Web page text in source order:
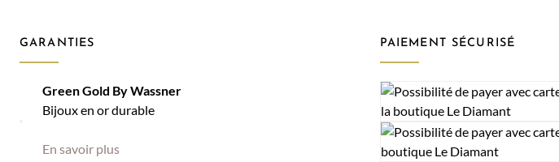
GARANTIES
Green Gold By Wassner
Bijoux en or durable
En savoir plus
PAIEMENT SÉCURISÉ